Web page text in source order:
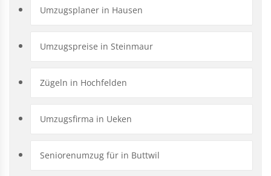
Umzugsplaner in Hausen
Umzugspreise in Steinmaur
Zügeln in Hochfelden
Umzugsfirma in Ueken
Seniorenumzug für in Buttwil